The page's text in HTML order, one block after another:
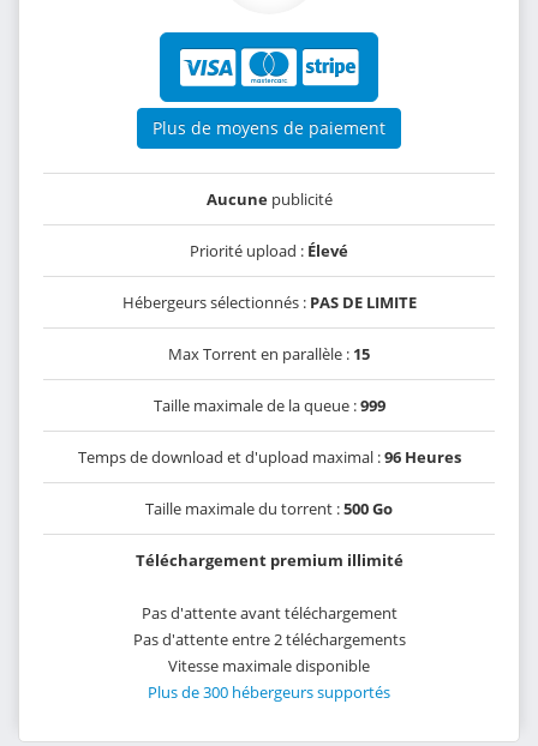
Plus de moyens de paiement
Aucunepublicité
Priorité upload : Élevé
Hébergeurs sélectionnés : PAS DE LIMITE
Max Torrent en parallèle : 15
Taille maximale de la queue :999
Temps de download et d'upload maximal :96 Heures
Taille maximale du torrent :500 Go
Téléchargement premium illimité
Pas d'attente avant téléchargement
Pas d'attente entre 2 téléchargements
Vitesse maximale disponible
Plus de 300 hébergeurs supportés